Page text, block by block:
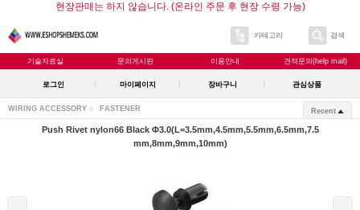
현장판매는 하지 않습니다. (온라인 주문 후 현장 수령 가능)
카테고리 검색
기술자료실 문의게시판 이용안내 견적문의(help mail)
로그인 마이페이지 장바구니 관심상품
WIRING ACCESSORY FASTENER Recent
Push Rivet nylon66 Black Φ3.0(L=3.5mm,4.5mm,5.5mm,6.5mm,7.5
mm,8mm,9mm,10mm)